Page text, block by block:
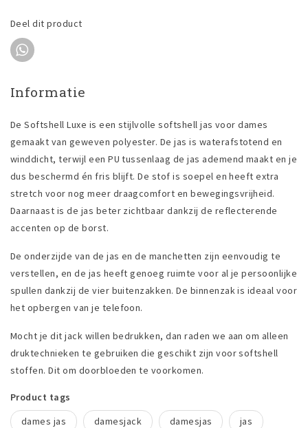
Deel dit product
Informatie
De Softshell Luxe is een stijlvolle softshell jas voor dames
gemaakt van geweven polyester. De jas is waterafstotend en
winddicht, terwijl een PU tussenlaag de jas ademend maakt en je
dus beschermd én fris blijft. De stof is soepel en heeft extra
stretch voor nog meer draagcomfort en bewegingsvrijheid.
Daarnaast is de jas beter zichtbaar dankzij de reflecterende
accenten op de borst.
De onderzijde van de jas en de manchetten zijn eenvoudig te
verstellen, en de jas heeft genoeg ruimte voor al je persoonlijke
spullen dankzij de vier buitenzakken. De binnenzak is ideaal voor
het opbergen van je telefoon.
Mocht je dit jack willen bedrukken, dan raden we aan om alleen
druktechnieken te gebruiken die geschikt zijn voor softshell
stoffen. Dit om doorbloeden te voorkomen.
Product tags
dames jas
damesjack damesjas jas